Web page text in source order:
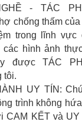
- TÁC
chống thấm
trong lĩnh vực
các hình ảnh
được TÁC
tôi.
UY TÍN:
trình không
CAM KẾT và UY